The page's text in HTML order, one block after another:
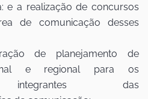
e a realização de concursos
de comunicação desses
de planejamento de
e regional para os
integrantes das